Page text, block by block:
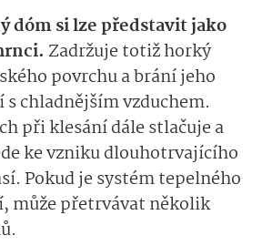
dóm si lze představit jako
Zadržuje totiž horký
povrchu a brání jeho
chladnějším vzduchem.
při klesání dále stlačuje a
ke vzniku dlouhotrvajícího
Pokud je systém tepelného
může přetrvávat několik